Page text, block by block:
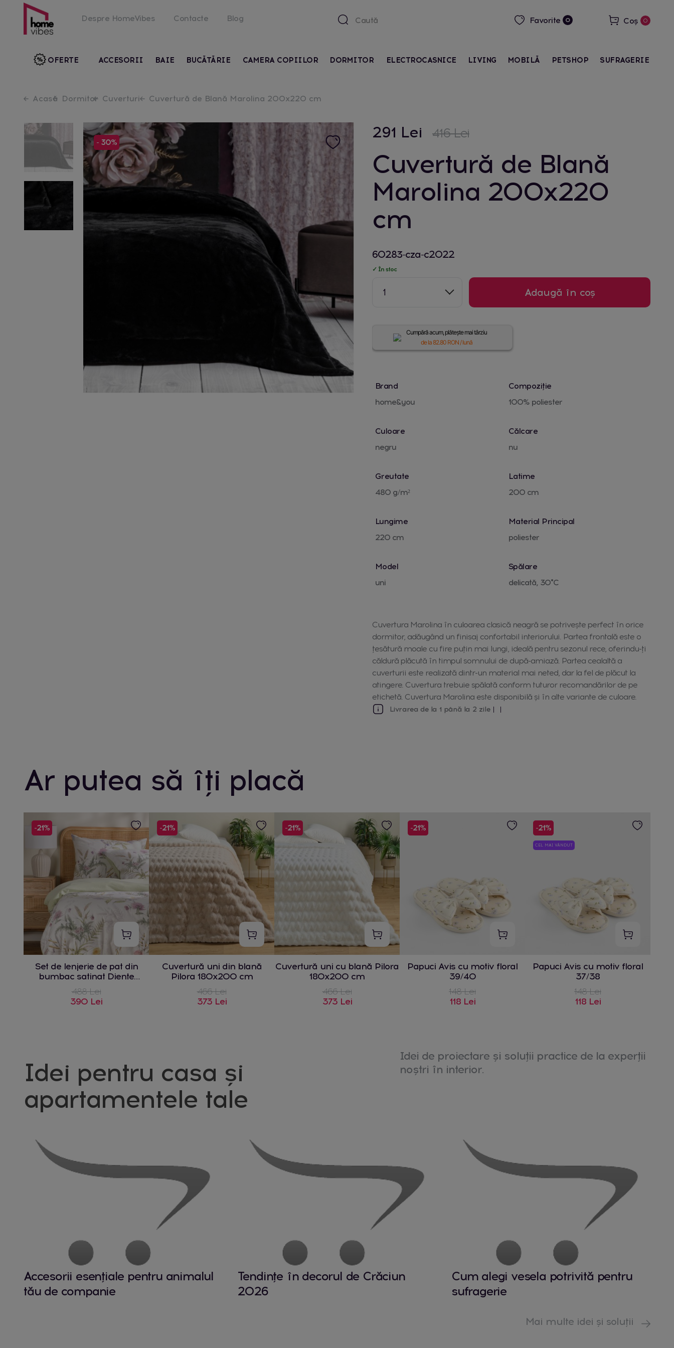
Despre HomeVibes Contacte Blog Favorite 0 Coș 0
ACCESORII BAIE BUCĂTĂRIE CAMERA COPIILOR DORMITOR ELECTROCASNICE LIVING MOBILĂ
OFERTE PETSHOP SUFRAGERIE
Acasă Dormitor Cuverturi Cuvertură de Blană Marolina 200x220 cm
- 30%
291 Lei 416 Lei
Cuvertură de Blană
Marolina 200x220
cm
60283-cza-c2022
✓ În stoc
1 Adaugă în coș
Cumpără acum, plătește mai târziu
de la 82.80RON / lună
Brand
home&you
Compoziție
100% poliester
Culoare
negru
Călcare
nu
Greutate
480 g/m²
Latime
200 cm
Lungime
220 cm
Material Principal
poliester
Model
uni
Spălare
delicată, 30°C
Cuvertura Marolina în culoarea clasică neagră se potrivește perfect în orice
dormitor, adăugând un finisaj confortabil interiorului. Partea frontală este o
țesătură moale cu fire puțin mai lungi, ideală pentru sezonul rece, oferindu-ți
căldură plăcută în timpul somnului de după-amiază. Partea cealaltă a
cuverturii este realizată dintr-un material mai neted, dar la fel de plăcut la
atingere. Cuvertura trebuie spălată conform tuturor recomandărilor de pe
etichetă. Cuvertura Marolina este disponibilă și în alte variante de culoare.
Livrarea de la 1 până la 2 zile
Ar putea să îți placă
-21%
Set de lenjerie de pat din
bumbac satinat Diente
200x220 cm cu 2 fețe de
pernă 70x80
488 Lei
390 Lei
-21%
Cuvertură uni din blană
Pilora 180x200 cm
466 Lei
373 Lei
-21%
Cuvertură uni cu blană Pilora
180x200 cm
466 Lei
373 Lei
-21%
Papuci Avis cu motiv floral
39/40
148 Lei
118 Lei
-21%
CEL MAI VÂNDUT
Papuci Avis cu motiv floral
37/38
148 Lei
118 Lei
Idei pentru casa și
apartamentele tale
Idei de proiectare și soluții practice de la experții
noștri în interior.
Accesorii esențiale pentru animalul
tău de companie
Tendințe în decorul de Crăciun
2026
Cum alegi vesela potrivită pentru
sufragerie
Mai multe idei și soluții